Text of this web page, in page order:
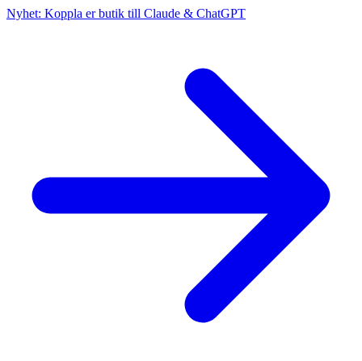
Nyhet: Koppla er butik till Claude & ChatGPT